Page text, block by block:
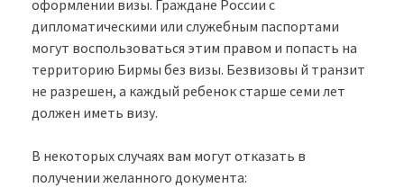
оформлении визы. Граждане России с
дипломатическими или служебным паспортами
могут воспользоваться этим правом и попасть на
территорию Бирмы без визы. Безвизовы й транзит
не разрешен, а каждый ребенок старше семи лет
должен иметь визу.
В некоторых случаях вам могут отказать в
получении желанного документа: